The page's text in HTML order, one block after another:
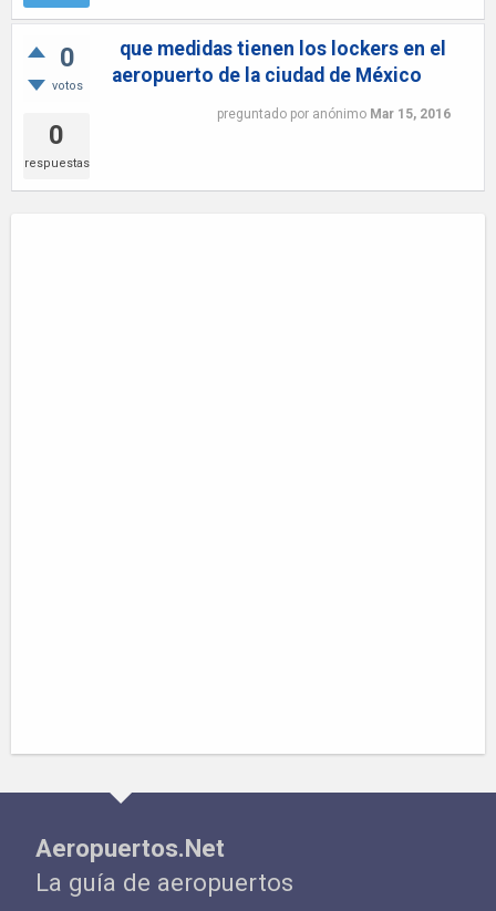
0
votos
0
respuestas
que medidas tienen los lockers en el
aeropuerto de la ciudad de México
preguntado por anónimo Mar 15, 2016
Aeropuertos.Net
La guía de aeropuertos